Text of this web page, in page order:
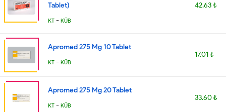
Tablet)
KT - KÜB
42.63 ₺
Apromed 275 Mg 10 Tablet
KT - KÜB
17.01 ₺
Apromed 275 Mg 20 Tablet
KT - KÜB
33.60 ₺